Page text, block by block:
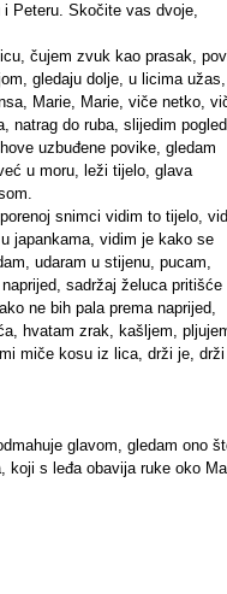
Peteru. Skočite vas dvoje,
čujem zvuk kao prasak,
gledaju dolje, u licima užas,
Marie, Marie, viče netko,
natrag do ruba, slijedim
uzbuđene povike, gledam
u moru, leži tijelo, glava
snimci vidim to tijelo,
japankama, vidim je kako se
udaram u stijenu, pucam,
sadržaj želuca pritišće
ne bih pala prema naprijed,
hvatam zrak, kašljem,
miče kosu iz lica, drži je, drži
glavom, gledam ono
koji s leđa obavija ruke oko